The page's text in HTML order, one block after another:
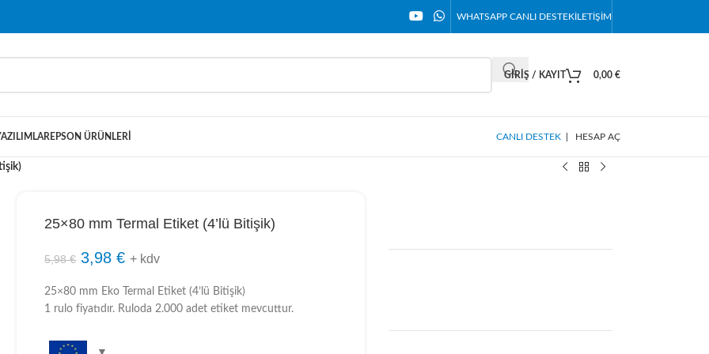
WHATSAPP CANLI DESTEKİLETIŞIM
GIRIŞ / KAYIT 0,00 €
EPSON ÜRÜNLERI CANLI DESTEK HESAP AÇ
25×80 mm Termal Etiket (4’lü Bitişik)
5,98€ 3,98€ + kdv
25×80 mm Eko Termal Etiket (4’lü Bitişik)
1 rulo fiyatıdır. Ruloda 2.000 adet etiket mevcuttur.